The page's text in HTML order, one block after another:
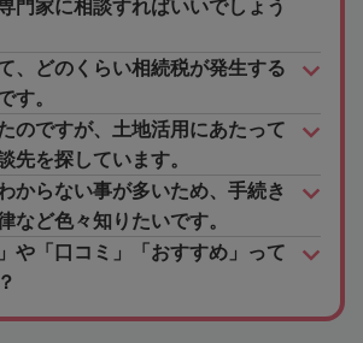
門家に相談すればいいでしょう
、どのくらい相続税が発生する
す。
のですが、土地活用にあたって
先を探しています。
からない事が多いため、手続き
など色々知りたいです。
や「口コミ」「おすすめ」って